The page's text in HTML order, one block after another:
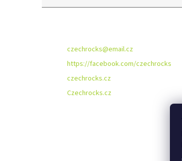
czechrocks@email.cz
https://facebook.com/czechrocks
czechrocks.cz
Czechrocks.cz